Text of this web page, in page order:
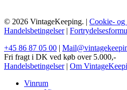
© 2026 VintageKeeping. | Cookie-
Handelsbetingelser|
+45 86 87 05 00
Fri fragt i DK ved køb over 5.000,-
Handelsbetingelser| Om
Vinrum